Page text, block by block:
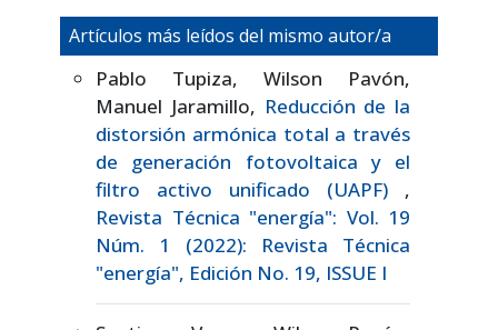
Artículos más leídos del mismo autor/a
Pablo Tupiza, Wilson Pavón,
Manuel Jaramillo, Reducción de la
distorsión armónica total a través
de generación fotovoltaica y el
filtro activo unificado (UAPF) ,
Revista Técnica "energía": Vol. 19
Núm. 1 (2022): Revista Técnica
"energía", Edición No. 19, ISSUE I